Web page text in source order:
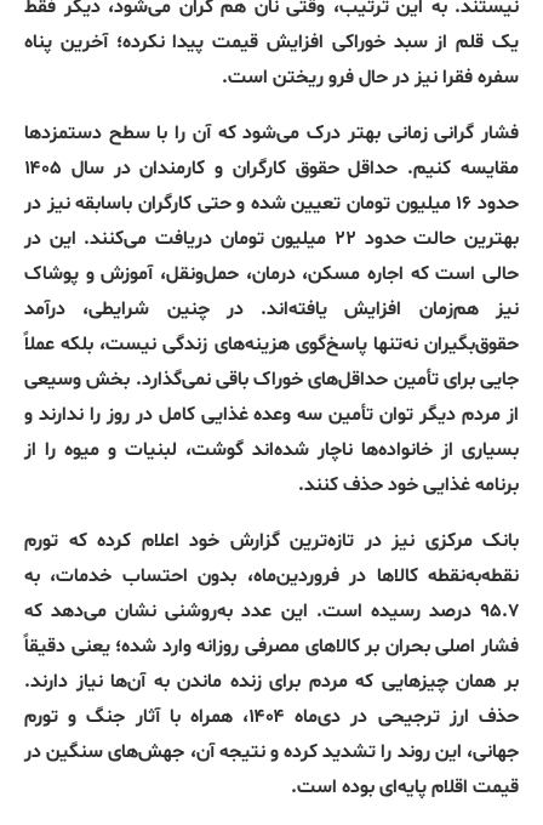
نیستند. به این ترتیب، وقتی نان هم گران می‌شود، دیگر فقط
یک قلم از سبد خوراکی افزایش قیمت پیدا نکرده؛ آخرین پناه
سفره فقرا نیز در حال فرو ریختن است.
فشار گرانی زمانی بهتر درک می‌شود که آن را با سطح دستمزدها
مقایسه کنیم. حداقل حقوق کارگران و کارمندان در سال ۱۴۰۵
حدود ۱۶ میلیون تومان تعیین شده و حتی کارگران باسابقه نیز در
بهترین حالت حدود ۲۲ میلیون تومان دریافت می‌کنند. این در
حالی است که اجاره مسکن، درمان، حمل‌ونقل، آموزش و پوشاک
نیز هم‌زمان افزایش یافته‌اند. در چنین شرایطی، درآمد
حقوق‌بگیران نه‌تنها پاسخ‌گوی هزینه‌های زندگی نیست، بلکه عملاً
جایی برای تأمین حداقل‌های خوراک باقی نمی‌گذارد. بخش وسیعی
از مردم دیگر توان تأمین سه وعده غذایی کامل در روز را ندارند و
بسیاری از خانواده‌ها ناچار شده‌اند گوشت، لبنیات و میوه را از
برنامه غذایی خود حذف کنند.
بانک مرکزی نیز در تازه‌ترین گزارش خود اعلام کرده که تورم
نقطه‌به‌نقطه کالاها در فروردین‌ماه، بدون احتساب خدمات، به
۹۵.۷ درصد رسیده است. این عدد به‌روشنی نشان می‌دهد که
فشار اصلی بحران بر کالاهای مصرفی روزانه وارد شده؛ یعنی دقیقاً
بر همان چیزهایی که مردم برای زنده ماندن به آن‌ها نیاز دارند.
حذف ارز ترجیحی در دی‌ماه ۱۴۰۴، همراه با آثار جنگ و تورم
جهانی، این روند را تشدید کرده و نتیجه آن، جهش‌های سنگین در
قیمت اقلام پایه‌ای بوده است.